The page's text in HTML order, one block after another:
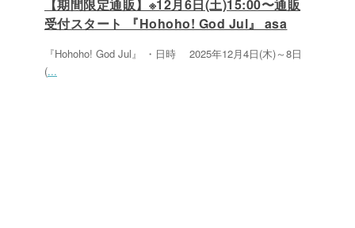
【期間限定通販】※12月6日(土)15:00〜通販
受付スタート 『Hohoho! God Jul』 asa
『Hohoho! God Jul』 ・日時 2025年12月4日(木)～8日
(...